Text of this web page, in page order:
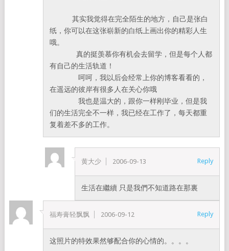
其实我觉得在完全陌生的地方，自己是张白
纸，你可以在这张崭新的白纸上画出你的精彩人生
哦。
真的挺羡慕你有机会去留学，但是每个人都
有自己的生活轨道！
呵呵，我以后会经常上你的博客看看的，
在遥远的彼岸有很多人在关心你哦
我也是温大的，跟你一样刚毕业，但是我
们的生活完全不一样，我已经在工作了，每天都重
复着差不多的工作。
黄大少 2006-09-13 Reply
生活在繼續 只是我們不知道路在那裏
福寿膏轻飘飘 2006-09-12 Reply
这照片的特效果然够配合你的心情的。。。。